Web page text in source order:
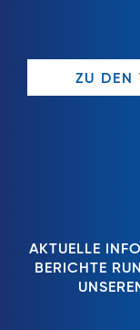
ZU DEN
AKTUELLE
BERICHTE